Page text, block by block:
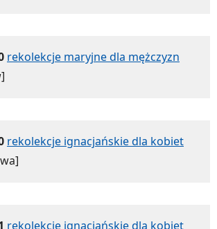
rekolekcje maryjne dla mężczyzn
rekolekcje ignacjańskie dla kobiet
rekolekcje ignacjańskie dla kobiet